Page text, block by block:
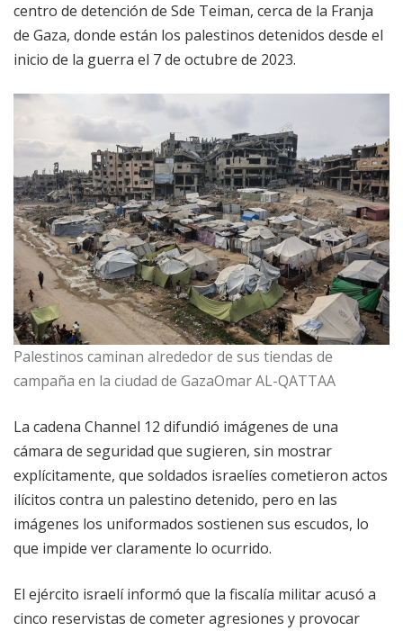
centro de detención de Sde Teiman, cerca de la Franja
de Gaza, donde están los palestinos detenidos desde el
inicio de la guerra el 7 de octubre de 2023.
Palestinos caminan alrededor de sus tiendas de
campaña en la ciudad de GazaOmar AL-QATTAA
La cadena Channel 12 difundió imágenes de una
cámara de seguridad que sugieren, sin mostrar
explícitamente, que soldados israelíes cometieron actos
ilícitos contra un palestino detenido, pero en las
imágenes los uniformados sostienen sus escudos, lo
que impide ver claramente lo ocurrido.
El ejército israelí informó que la fiscalía militar acusó a
cinco reservistas de cometer agresiones y provocar